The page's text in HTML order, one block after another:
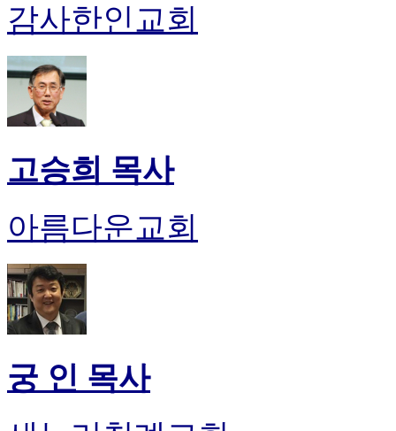
감사한인교회
고승희 목사
아름다운교회
궁 인 목사